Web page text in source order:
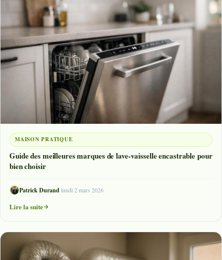
MAISON PRATIQUE
Guide des meilleures marques de lave-vaisselle encastrable pour
bien choisir
Patrick Durand·lundi 2 mars 2026
Lire la suite